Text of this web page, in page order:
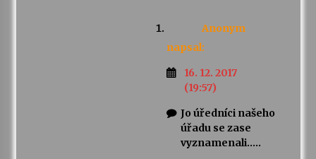
Anonym
napsal:
16. 12. 2017
(19:57)
Jo úředníci našeho
úřadu se zase
vyznamenali…..